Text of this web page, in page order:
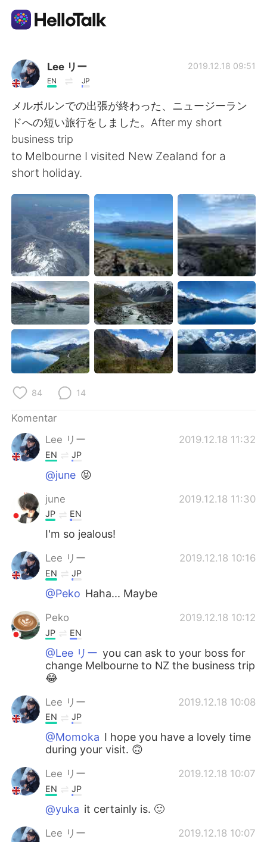
Aplikasi Pertukaran Bahasa
AI Grammar Checker
Indonesia
English
繁體中文 Español
العربية Français
Deutsch 日本語
한국어 Русский
ไทย Italiano
Türkçe Tiếng Việt
Português
Lee リー
EN JP
2019.12.18 09:51
メルボルンでの出張が終わった、ニュージーラン
ドへの短い旅行をしました。After my short
business trip
to Melbourne I visited New Zealand for a
short holiday.
84 14
Komentar
Lee リー
2019.12.18 11:32
EN JP
@june 😝
june 2019.12.18 11:30
JP EN
I'm so jealous!
Lee リー 2019.12.18 10:16
EN JP
@Peko Haha... Maybe
Peko 2019.12.18 10:12
JP EN
@Lee リー you can ask to your boss for
change Melbourne to NZ the business trip
😂
Lee リー 2019.12.18 10:08
EN JP
@Momoka I hope you have a lovely time
during your visit. 🙃
Lee リー 2019.12.18 10:07
EN JP
@yuka it certainly is. 🙂
Lee リー 2019.12.18 10:07